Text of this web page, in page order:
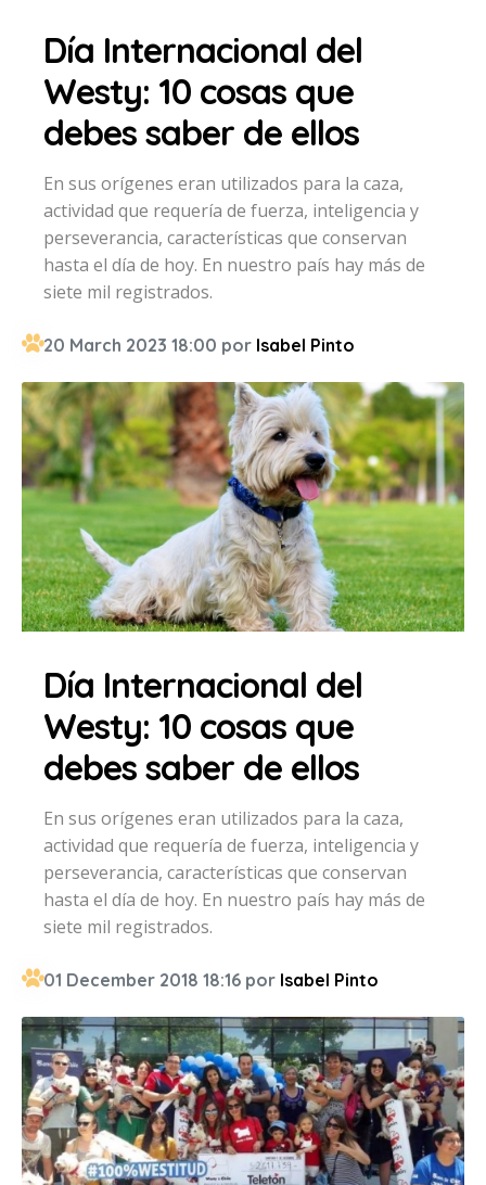
Día Internacional del
Westy: 10 cosas que
debes saber de ellos
En sus orígenes eran utilizados para la caza,
actividad que requería de fuerza, inteligencia y
perseverancia, características que conservan
hasta el día de hoy. En nuestro país hay más de
siete mil registrados.
20 March 2023 18:00 por Isabel Pinto
Día Internacional del
Westy: 10 cosas que
debes saber de ellos
En sus orígenes eran utilizados para la caza,
actividad que requería de fuerza, inteligencia y
perseverancia, características que conservan
hasta el día de hoy. En nuestro país hay más de
siete mil registrados.
01 December 2018 18:16 por Isabel Pinto